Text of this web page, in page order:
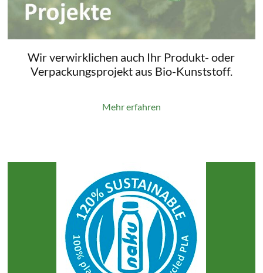
Wir verwirklichen auch Ihr Produkt- oder
Verpackungsprojekt aus Bio-Kunststoff.
Mehr erfahren